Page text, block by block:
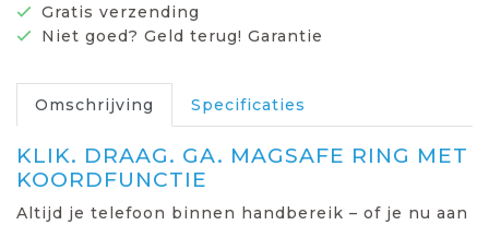
Gratis verzending
Niet goed? Geld terug! Garantie
Omschrijving Specificaties
KLIK. DRAAG. GA. MAGSAFE RING MET
KOORDFUNCTIE
Altijd je telefoon binnen handbereik – of je nu aan